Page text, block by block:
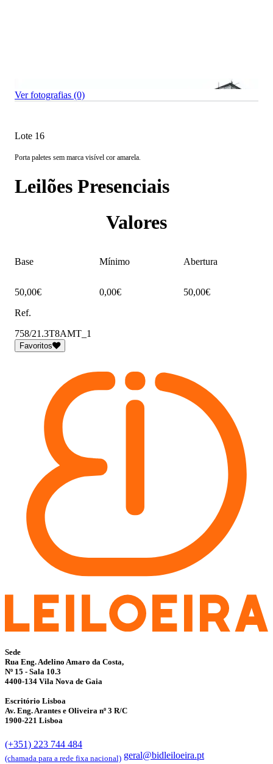
Ver fotografias (0)
Lote 16
Porta paletes sem marca visível cor amarela.
Leilões Presenciais
Valores
Base Mínimo Abertura
50,00€ 0,00€
50,00€
Ref.
758/21.3T8AMT_1
Favoritos
Sede
Rua Eng. Adelino Amaro da Costa,
Nº 15 - Sala 10.3
4400-134 Vila Nova de Gaia
Escritório Lisboa
Av. Eng. Arantes e Oliveira nº 3 R/C
1900-221 Lisboa
(+351) 223 744 484
(chamada para a rede fixa nacional) geral@bidleiloeira.pt